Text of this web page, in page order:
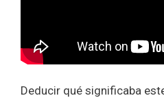
Deducir qué significaba